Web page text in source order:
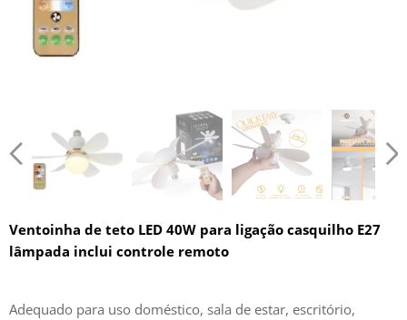
Ventoinha de teto LED 40W para ligação casquilho E27
lâmpada inclui controle remoto
Adequado para uso doméstico, sala de estar, escritório,